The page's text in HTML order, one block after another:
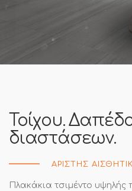
Τοίχου.
διαστάσεων.
ΑΡΙΣΤΗΣ
Πλακάκια τσιμέντο